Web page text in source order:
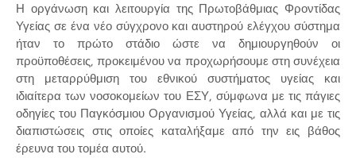
Η οργάνωση και λειτουργία της Πρωτοβάθμιας Φροντίδας
Υγείας σε ένα νέο σύγχρονο και αυστηρού ελέγχου σύστημα
ήταν το πρώτο στάδιο ώστε να δημιουργηθούν οι
προϋποθέσεις, προκειμένου να προχωρήσουμε στη συνέχεια
στη μεταρρύθμιση του εθνικού συστήματος υγείας και
ιδιαίτερα των νοσοκομείων του ΕΣΥ, σύμφωνα με τις πάγιες
οδηγίες του Παγκόσμιου Οργανισμού Υγείας, αλλά και με τις
διαπιστώσεις στις οποίες καταλήξαμε από την εις βάθος
έρευνα του τομέα αυτού.